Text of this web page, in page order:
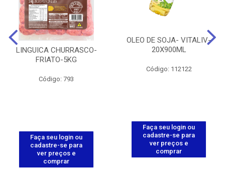
LINGUICA CHURRASCO-
FRIATO-5KG
Código: 793
Faça seu login ou
cadastre-se para
ver preços e
comprar
OLEO DE SOJA- VITALIV-
20X900ML
Código: 112122
Faça seu login ou
cadastre-se para
ver preços e
comprar